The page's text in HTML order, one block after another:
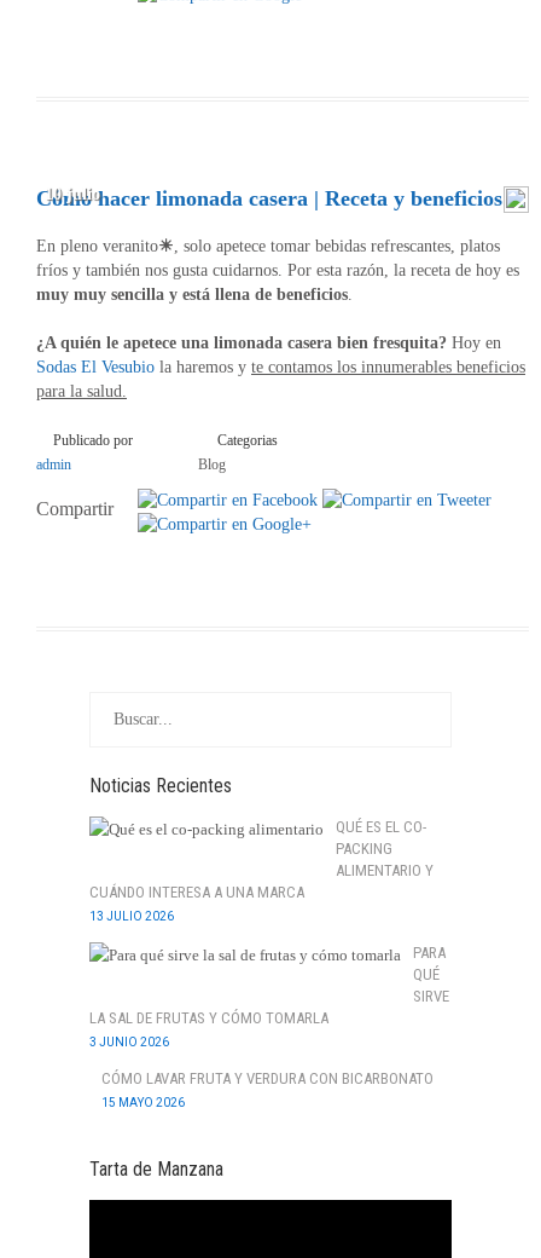
10 julio
Cómo hacer limonada casera | Receta y beneficios
En pleno veranito☀, solo apetece tomar bebidas refrescantes, platos
fríos y también nos gusta cuidarnos. Por esta razón, la receta de hoy es
muy muy sencilla y está llena de beneficios.
¿A quién le apetece una limonada casera bien fresquita? Hoy en
Sodas El Vesubio la haremos y te contamos los innumerables beneficios
para la salud.
Publicado por
admin
Categorias
Blog
Compartir
Noticias Recientes
QUÉ ES EL CO-
PACKING
ALIMENTARIO Y
CUÁNDO INTERESA A UNA MARCA
13 JULIO 2026
PARA
QUÉ
SIRVE
LA SAL DE FRUTAS Y CÓMO TOMARLA
3 JUNIO 2026
CÓMO LAVAR FRUTA Y VERDURA CON BICARBONATO
15 MAYO 2026
Tarta de Manzana